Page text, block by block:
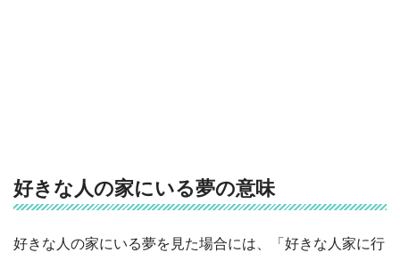
好きな人の家にいる夢の意味
好きな人の家にいる夢を見た場合には、「好きな人家に行